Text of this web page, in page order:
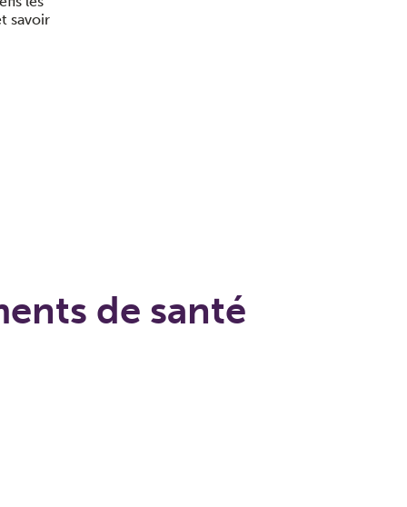
savoir
de santé